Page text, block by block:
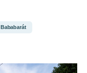
Bababarát